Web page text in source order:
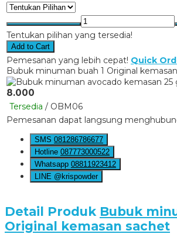
Tentukan pilihan yang tersedia!
Add to Cart
Pemesanan yang lebih cepat! Quick
Bubuk minuman buah 1 Original
8.000
Tersedia / OBM06
Pemesanan dapat langsung
SMS 081286786677
Hotline 087773000522
Whatsapp 08811923412
LINE @krispowder
Detail Produk Bubuk
Original kemasan sachet